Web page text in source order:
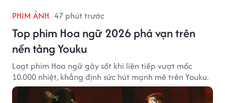
PHIM ẢNH 47 phút trước
Top phim Hoa ngữ 2026 phá vạn trên
nền tảng Youku
Loạt phim Hoa ngữ gây sốt khi liên tiếp vượt mốc
10.000 nhiệt, khẳng định sức hút mạnh mẽ trên Youku.